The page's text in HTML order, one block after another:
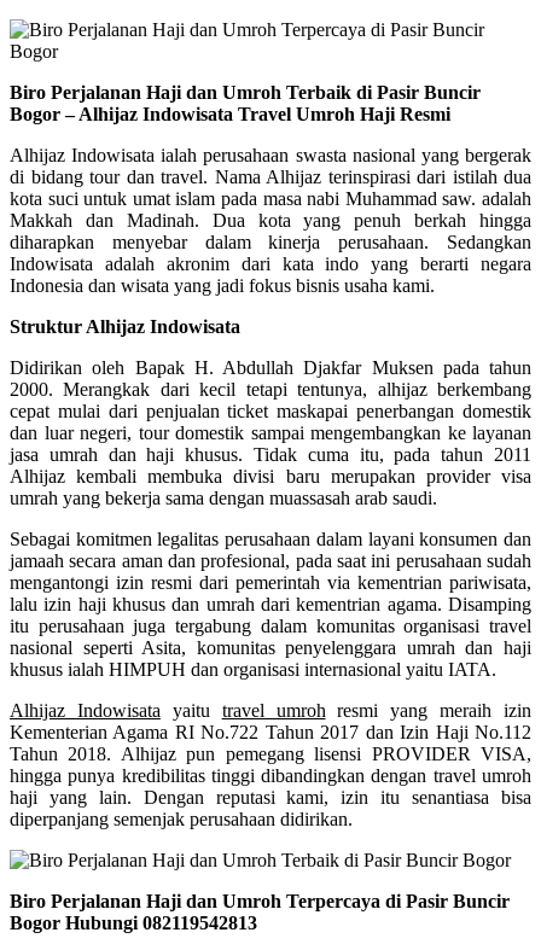
Biro Perjalanan Haji dan Umroh Terbaik di Pasir Buncir
Bogor – Alhijaz Indowisata Travel Umroh Haji Resmi
Alhijaz Indowisata ialah perusahaan swasta nasional yang bergerak
di bidang tour dan travel. Nama Alhijaz terinspirasi dari istilah dua
kota suci untuk umat islam pada masa nabi Muhammad saw. adalah
Makkah dan Madinah. Dua kota yang penuh berkah hingga
diharapkan menyebar dalam kinerja perusahaan. Sedangkan
Indowisata adalah akronim dari kata indo yang berarti negara
Indonesia dan wisata yang jadi fokus bisnis usaha kami.
Struktur Alhijaz Indowisata
Didirikan oleh Bapak H. Abdullah Djakfar Muksen pada tahun
2000. Merangkak dari kecil tetapi tentunya, alhijaz berkembang
cepat mulai dari penjualan ticket maskapai penerbangan domestik
dan luar negeri, tour domestik sampai mengembangkan ke layanan
jasa umrah dan haji khusus. Tidak cuma itu, pada tahun 2011
Alhijaz kembali membuka divisi baru merupakan provider visa
umrah yang bekerja sama dengan muassasah arab saudi.
Sebagai komitmen legalitas perusahaan dalam layani konsumen dan
jamaah secara aman dan profesional, pada saat ini perusahaan sudah
mengantongi izin resmi dari pemerintah via kementrian pariwisata,
lalu izin haji khusus dan umrah dari kementrian agama. Disamping
itu perusahaan juga tergabung dalam komunitas organisasi travel
nasional seperti Asita, komunitas penyelenggara umrah dan haji
khusus ialah HIMPUH dan organisasi internasional yaitu IATA.
Alhijaz Indowisata yaitu travel umroh resmi yang meraih izin
Kementerian Agama RI No.722 Tahun 2017 dan Izin Haji No.112
Tahun 2018. Alhijaz pun pemegang lisensi PROVIDER VISA,
hingga punya kredibilitas tinggi dibandingkan dengan travel umroh
haji yang lain. Dengan reputasi kami, izin itu senantiasa bisa
diperpanjang semenjak perusahaan didirikan.
Biro Perjalanan Haji dan Umroh Terpercaya di Pasir Buncir
Bogor Hubungi 082119542813